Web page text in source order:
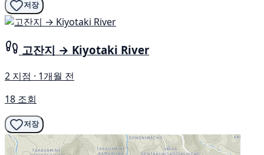
저장
고잔지 → Kiyotaki River
2 지점 · 1개월 전
18 조회
저장